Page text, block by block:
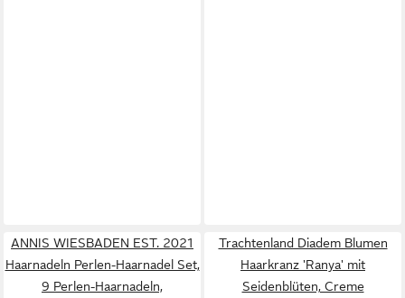
ANNIS WIESBADEN EST. 2021
Haarnadeln Perlen-Haarnadel Set,
9 Perlen-Haarnadeln,
Trachtenland Diadem Blumen
Haarkranz 'Ranya' mit
Seidenblüten, Creme